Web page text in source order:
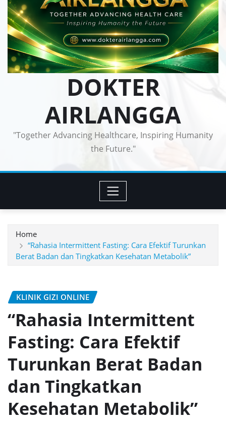
DOKTER
AIRLANGGA
"Together Advancing Healthcare, Inspiring Humanity
the Future."
Home
“Rahasia Intermittent Fasting: Cara Efektif Turunkan
Berat Badan dan Tingkatkan Kesehatan Metabolik”
KLINIK GIZI ONLINE
“Rahasia Intermittent
Fasting: Cara Efektif
Turunkan Berat Badan
dan Tingkatkan
Kesehatan Metabolik”